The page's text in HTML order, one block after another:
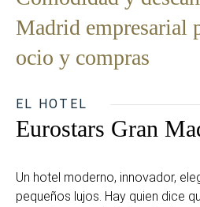
Madrid empresarial
ocio y compras
EL HOTEL
Eurostars Gran
Un hotel moderno, innovador,
pequeños lujos. Hay quien dice